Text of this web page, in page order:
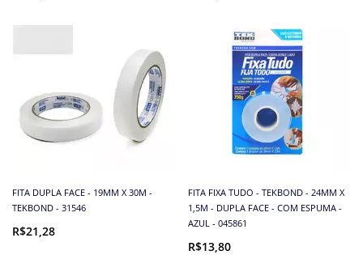
FITA DUPLA FACE - 19MM X 30M -
TEKBOND - 31546
R$21,28
FITA FIXA TUDO - TEKBOND - 24MM X
1,5M - DUPLA FACE - COM ESPUMA -
AZUL - 045861
R$13,80